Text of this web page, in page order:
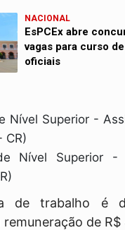
NACIONAL
EsPCEx abre
vagas para curso
oficiais
Nível Superior -
CR)
Nível Superior -
de trabalho é
remuneração de